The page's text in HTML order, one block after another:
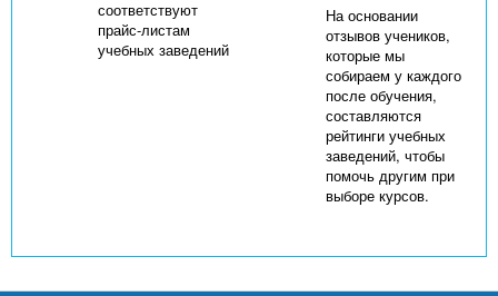
соответствуют
прайс-листам
учебных заведений
На основании
отзывов учеников,
которые мы
собираем у каждого
после обучения,
составляются
рейтинги учебных
заведений, чтобы
помочь другим при
выборе курсов.